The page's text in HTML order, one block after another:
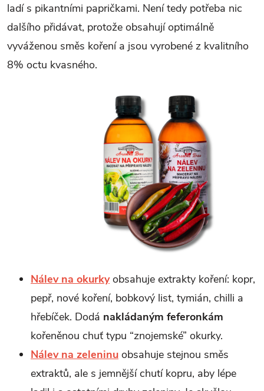
ladí s pikantními papričkami. Není tedy potřeba nic
dalšího přidávat, protože obsahují optimálně
vyváženou směs koření a jsou vyrobené z kvalitního
8% octu kvasného.
Nálev na okurkyobsahuje extrakty koření: kopr,
pepř, nové koření, bobkový list, tymián, chilli a
hřebíček. Dodá nakládaným feferonkám
kořeněnou chuť typu “znojemské” okurky.
Nálev na zeleninu obsahuje stejnou směs
extraktů, ale s jemnější chutí kopru, aby lépe